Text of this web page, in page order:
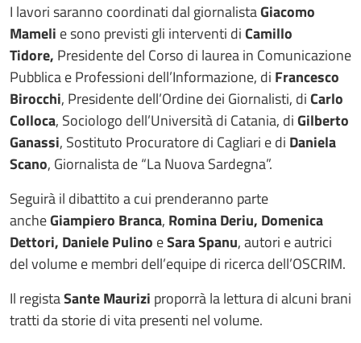
I lavori saranno coordinati dal giornalistaGiacomo
Mameli e sono previsti gli interventi diCamillo
Tidore, Presidente del Corso di laurea in Comunicazione
Pubblica e Professioni dell’Informazione, di Francesco
Birocchi, Presidente dell’Ordine dei Giornalisti, diCarlo
Colloca, Sociologo dell’Università di Catania, diGilberto
Ganassi, Sostituto Procuratore di Cagliari e di Daniela
Scano, Giornalista de “La Nuova Sardegna”.
Seguirà il dibattito a cui prenderanno parte
ancheGiampiero Branca, Romina Deriu, Domenica
Dettori, Daniele Pulino eSara Spanu, autori e autrici
del volume e membri dell’equipe di ricerca dell’OSCRIM.
Il registaSante Maurizi proporrà la lettura di alcuni brani
tratti da storie di vita presenti nel volume.